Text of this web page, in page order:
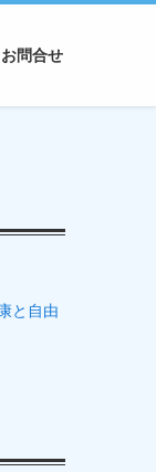
お問合せ
と自由